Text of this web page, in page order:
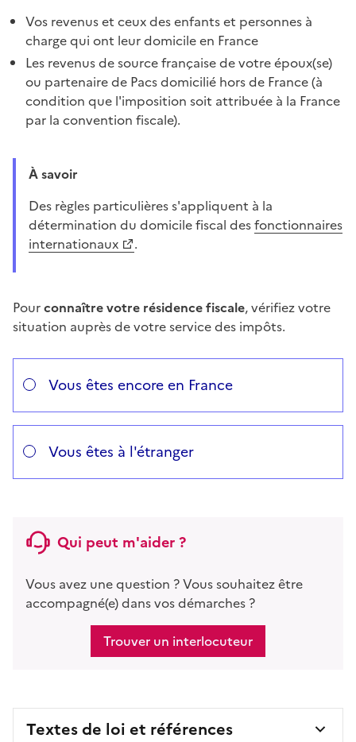
Vos revenus et ceux des enfants et personnes à
charge qui ont leur domicile en France
Les revenus de source française de votre époux(se)
ou partenaire de Pacs domicilié hors de France (à
condition que l'imposition soit attribuée à la France
par la convention fiscale).
À savoir
Des règles particulières s'appliquent à la
détermination du domicile fiscal desfonctionnaires
internationaux
.
Pourconnaître votre résidence fiscale, vérifiez votre
situation auprès de votre service des impôts.
Répondez aux questions successives et les réponses
Vous avez choisi
Vous êtes encore en France
Vous êtes à l'étranger
Qui peut m'aider ?
Vous avez une question ? Vous souhaitez être
accompagné(e) dans vos démarches ?
Trouver un interlocuteur
Textes de loi et références